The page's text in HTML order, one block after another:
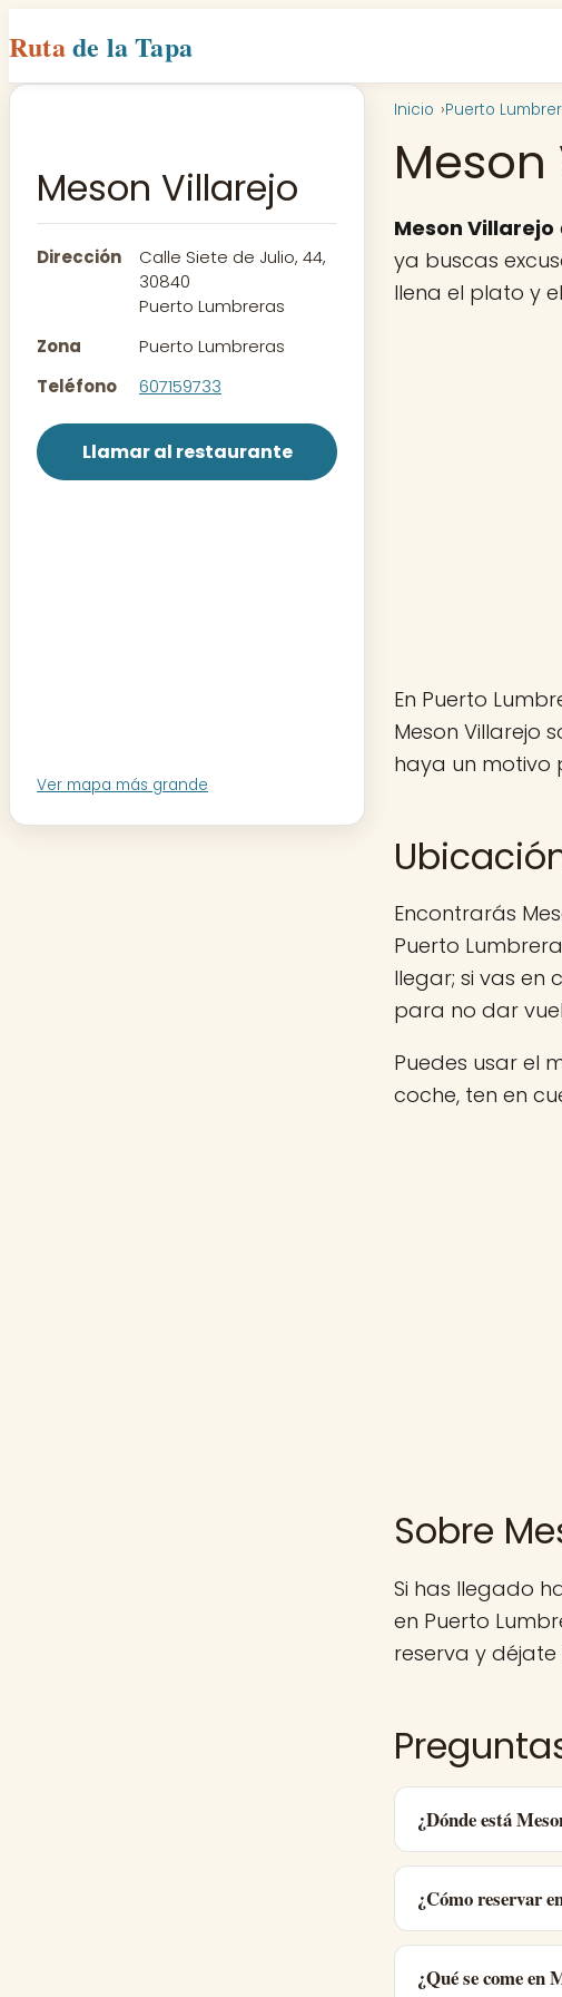
Rutade la Tapa
Meson Villarejo
Dirección
Calle Siete de Julio, 44,
30840
Puerto Lumbreras
Zona
Puerto Lumbreras
Teléfono
607159733
Llamar al restaurante
Ver mapa más grande
Inicio Puerto
Meson Villarejo
ya buscas
llena el plato y
En Puerto
Meson Villarejo
haya un motivo
Encontrarás
Puerto
llegar; si vas en
para no dar
Puedes usar el
coche, ten en
Sobre
Si has llegado
en Puerto
reserva y déjate
¿Dónde está
¿Cómo reservar
¿Qué se come en